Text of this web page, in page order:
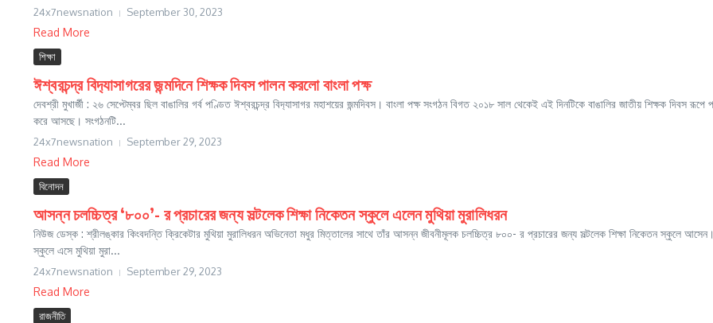
24x7newsnation September 30, 2023
Read More
শিক্ষা
ঈশ্বরচন্দ্র বিদ‍্যাসাগরের জন্মদিনে শিক্ষক দিবস পালন করলো বাংলা পক্ষ
দেবশ্রী মুখার্জী : ২৬ সেপ্টেম্বর ছিল বাঙালির গর্ব পণ্ডিত ঈশ্বরচন্দ্র বিদ‍্যাসাগর মহাশয়ের জন্মদিবস। বাংলা পক্ষ সংগঠন বিগত ২০১৮ সাল থেকেই এই দিনটিকে বাঙালির জাতীয় শিক্ষক দিবস রূপে
করে আসছে। সংগঠনটি...
24x7newsnation September 29, 2023
Read More
বিনোদন
আসন্ন চলচ্চিত্র ‘৮০০’- র প্রচারের জন্য সল্টলেক শিক্ষা নিকেতন স্কুলে এলেন মুথিয়া মুরালিধরন
নিউজ ডেস্ক : শ্রীলঙ্কার কিংবদন্তি ক্রিকেটার মুথিয়া মুরালিধরন অভিনেতা মধুর মিত্তালের সাথে তাঁর আসন্ন জীবনীমূলক চলচ্চিত্র ৮০০- র প্রচারের জন্য সল্টলেক শিক্ষা নিকেতন স্কুলে আসেন।
স্কুলে এসে মুথিয়া মুরা...
24x7newsnation September 29, 2023
Read More
রাজনীতি